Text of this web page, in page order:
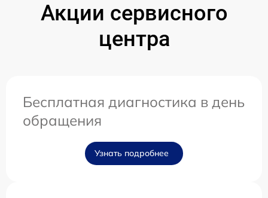
Акции сервисного
центра
Бесплатная диагностика в день
обращения
Узнать подробнее